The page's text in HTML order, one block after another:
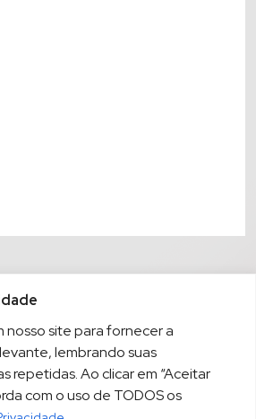
nosso site para fornecer a
lembrando suas
repetidas. Ao clicar em “Aceitar
com o uso de TODOS os